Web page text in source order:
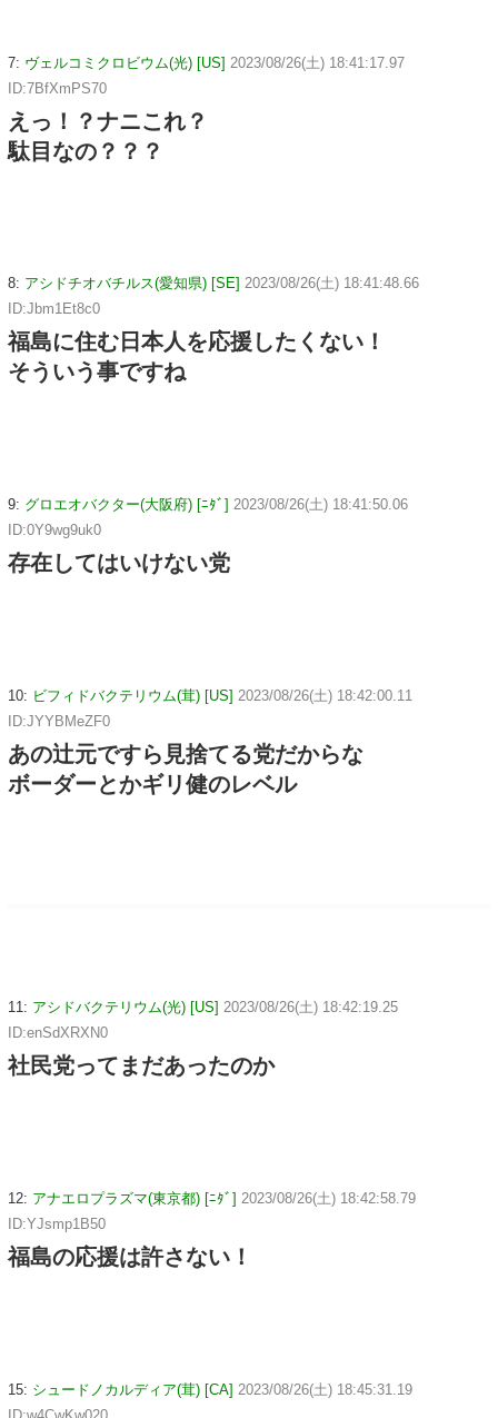
7: ヴェルコミクロビウム(光) [US] 2023/08/26(土) 18:41:17.97
ID:7BfXmPS70
えっ！？ナニこれ？
駄目なの？？？
8: アシドチオバチルス(愛知県) [SE] 2023/08/26(土) 18:41:48.66
ID:Jbm1Et8c0
福島に住む日本人を応援したくない！
そういう事ですね
9: グロエオバクター(大阪府) [ﾆﾀﾞ] 2023/08/26(土) 18:41:50.06
ID:0Y9wg9uk0
存在してはいけない党
10: ビフィドバクテリウム(茸) [US] 2023/08/26(土) 18:42:00.11
ID:JYYBMeZF0
あの辻󠄀元ですら見捨てる党だからな
ボーダーとかギリ健のレベル
11: アシドバクテリウム(光) [US] 2023/08/26(土) 18:42:19.25
ID:enSdXRXN0
社民党ってまだあったのか
12: アナエロプラズマ(東京都) [ﾆﾀﾞ] 2023/08/26(土) 18:42:58.79
ID:YJsmp1B50
福島の応援は許さない！
15: シュードノカルディア(茸) [CA] 2023/08/26(土) 18:45:31.19